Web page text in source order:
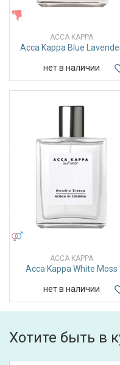
ACCA KAPPA
Acca Kappa Blue
нет в наличии
ACCA KAPPA
Acca Kappa White Moss
нет в наличии
Хотите быть в